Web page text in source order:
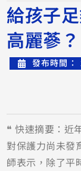
給孩子
高麗蔘
發布時間：
❝ 快速摘要：近
對保護力尚未發
師表示，除了平